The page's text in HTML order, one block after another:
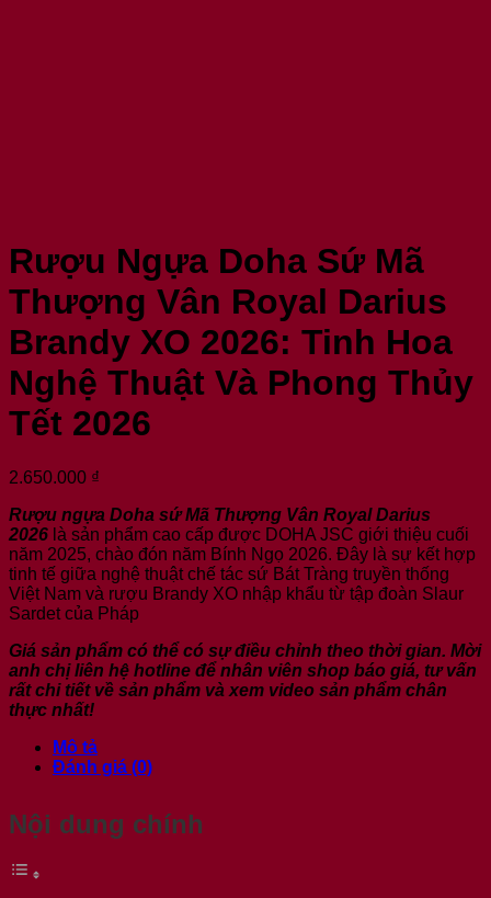
Rượu Ngựa Doha Sứ Mã
Thượng Vân Royal Darius
Brandy XO 2026: Tinh Hoa
Nghệ Thuật Và Phong Thủy
Tết 2026
2.650.000 ₫
Rượu ngựa Doha sứ Mã Thượng Vân Royal Darius
2026 là sản phẩm cao cấp được DOHA JSC giới thiệu cuối
năm 2025, chào đón năm Bính Ngọ 2026. Đây là sự kết hợp
tinh tế giữa nghệ thuật chế tác sứ Bát Tràng truyền thống
Việt Nam và rượu Brandy XO nhập khẩu từ tập đoàn Slaur
Sardet của Pháp
Giá sản phẩm có thể có sự điều chỉnh theo thời gian. Mời
anh chị liên hệ hotline để nhân viên shop báo giá, tư vấn
rất chi tiết về sản phẩm và xem video sản phẩm chân
thực nhất!
Mô tả
Đánh giá (0)
Nội dung chính